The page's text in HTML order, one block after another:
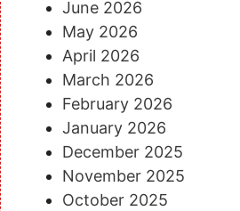
June 2026
May 2026
April 2026
March 2026
February 2026
January 2026
December 2025
November 2025
October 2025